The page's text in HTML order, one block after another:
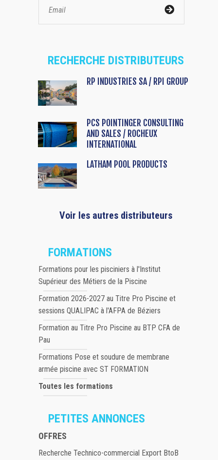
RECHERCHE DISTRIBUTEURS
RP INDUSTRIES SA / RPI GROUP
PCS POINTINGER CONSULTING
AND SALES / ROCHEUX
INTERNATIONAL
LATHAM POOL PRODUCTS
Voir les autres distributeurs
FORMATIONS
Formations pour les pisciniers à l'Institut
Supérieur des Métiers de la Piscine
Formation 2026-2027 au Titre Pro Piscine et
sessions QUALIPAC à l'AFPA de Béziers
Formation au Titre Pro Piscine au BTP CFA de
Pau
Formations Pose et soudure de membrane
armée piscine avec ST FORMATION
Toutes les formations
PETITES ANNONCES
OFFRES
Recherche Technico-commercial Export BtoB